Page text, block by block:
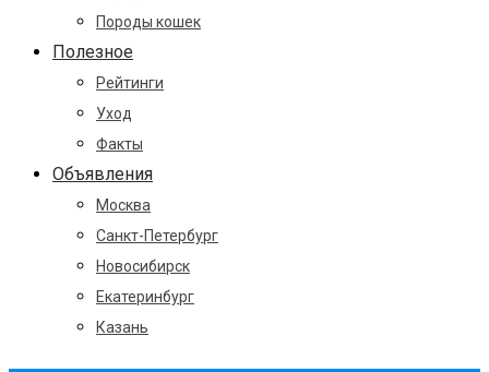
Породы кошек
Полезное
Рейтинги
Уход
Факты
Объявления
Москва
Санкт-Петербург
Новосибирск
Екатеринбург
Казань